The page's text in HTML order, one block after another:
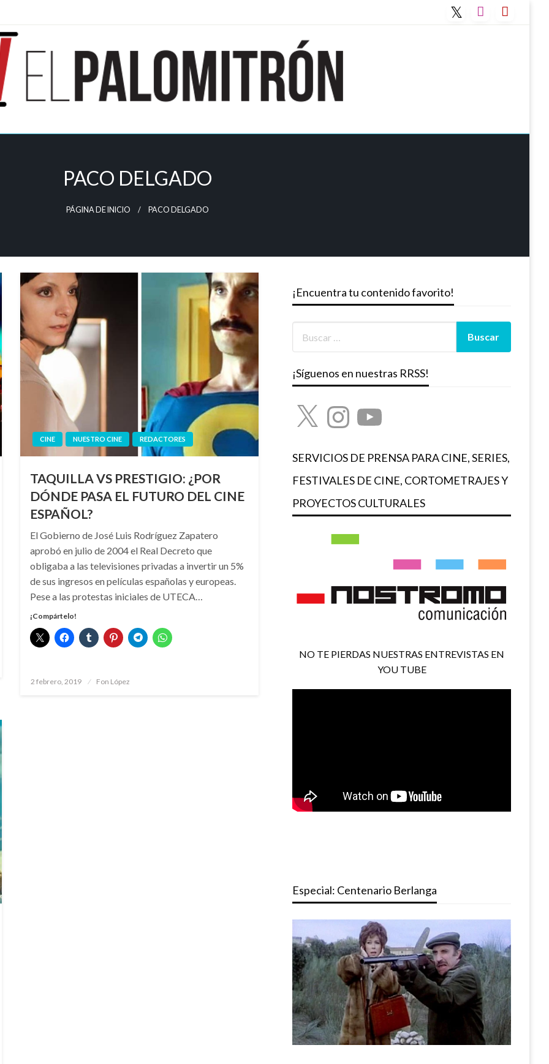
PACO DELGADO
PÁGINA DE INICIO PACO DELGADO
CINE NUESTRO CINE REDACTORES
TAQUILLA VS PRESTIGIO: ¿POR
DÓNDE PASA EL FUTURO DEL CINE
ESPAÑOL?
El Gobierno de José Luis Rodríguez Zapatero
aprobó en julio de 2004 el Real Decreto que
obligaba a las televisiones privadas a invertir un 5%
de sus ingresos en películas españolas y europeas.
Pese a las protestas iniciales de UTECA…
¡Compártelo!
Publicado
2 febrero, 2019 Fon López
¡Encuentra tu contenido favorito!
¡Síguenos en nuestras RRSS!
X InstagramYouTube
SERVICIOS DE PRENSA PARA CINE, SERIES,
FESTIVALES DE CINE, CORTOMETRAJES Y
PROYECTOS CULTURALES
NO TE PIERDAS NUESTRAS ENTREVISTAS EN
YOU TUBE
Especial: Centenario Berlanga